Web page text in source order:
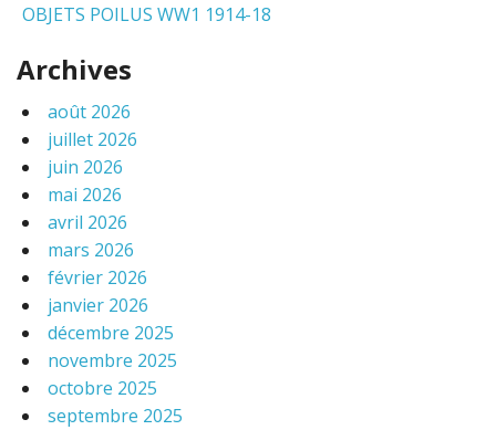
OBJETS POILUS WW1 1914-18
Archives
août 2026
juillet 2026
juin 2026
mai 2026
avril 2026
mars 2026
février 2026
janvier 2026
décembre 2025
novembre 2025
octobre 2025
septembre 2025